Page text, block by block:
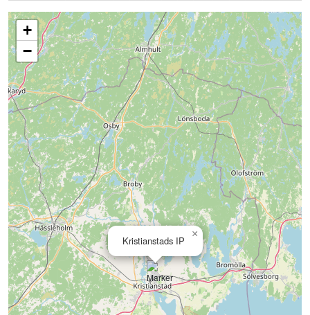
Kristianstads IP
×
+
−